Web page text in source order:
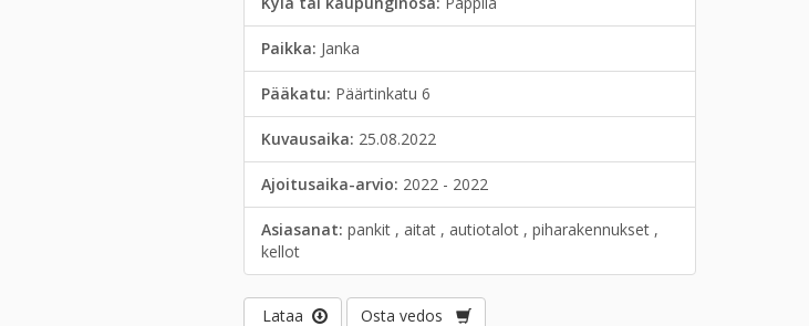
Paikka: Janka
Pääkatu: Päärtinkatu 6
Kuvausaika: 25.08.2022
Ajoitusaika-arvio: 2022 - 2022
Asiasanat:pankit , aitat , autiotalot , piharakennukset ,
kellot
Lataa Osta vedos